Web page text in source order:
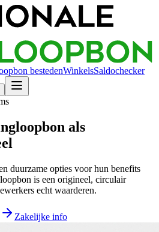
bestedenWinkelsSaldochecker
als
duurzame opties voor hun benefits
is een origineel, circulair
echt waarderen.
Zakelijke info